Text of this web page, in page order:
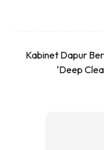
Kabinet Dapur
‘Deep